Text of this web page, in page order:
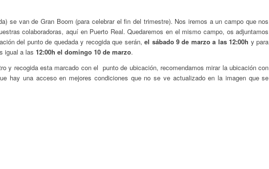
se van de Gran Boom (para celebrar el fin del trimestre). Nos iremos a un campo que nos
colaboradoras, aquí en Puerto Real. Quedaremos en el mismo campo, os adjuntamos
del punto de quedada y recogida que serán,el sábado 9 de marzo a las 12:00h y para
igual a las 12:00h el domingo 10 de marzo.
y recogida esta marcado con el punto de ubicación, recomendamos mirar la ubicación con
hay una acceso en mejores condiciones que no se ve actualizado en la imagen que se